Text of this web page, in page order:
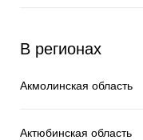
В регионах
Акмолинская область
Актюбинская область